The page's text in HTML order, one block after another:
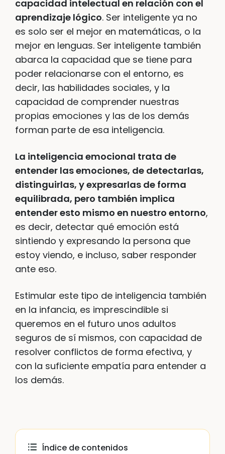
capacidad intelectual en relación con el
aprendizaje lógico. Ser inteligente ya no
es solo ser el mejor en matemáticas, o la
mejor en lenguas. Ser inteligente también
abarca la capacidad que se tiene para
poder relacionarse con el entorno, es
decir, las habilidades sociales, y la
capacidad de comprender nuestras
propias emociones y las de los demás
forman parte de esa inteligencia.
La inteligencia emocional trata de
entender las emociones, de detectarlas,
distinguirlas, y expresarlas de forma
equilibrada, pero también implica
entender esto mismo en nuestro entorno,
es decir, detectar qué emoción está
sintiendo y expresando la persona que
estoy viendo, e incluso, saber responder
ante eso.
Estimular este tipo de inteligencia también
en la infancia, es imprescindible si
queremos en el futuro unos adultos
seguros de sí mismos, con capacidad de
resolver conflictos de forma efectiva, y
con la suficiente empatía para entender a
los demás.
Índice de contenidos